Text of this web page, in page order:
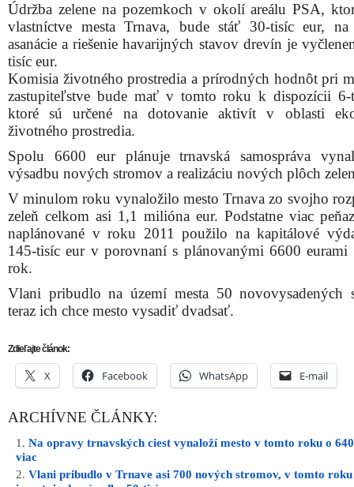
Údržba zelene na pozemkoch v okolí areálu PSA,
vlastníctve mesta Trnava, bude stáť 30-tisíc eur, na
asanácie a riešenie havarijných stavov drevín je
tisíc eur.
Komisia životného prostredia a prírodných hodnôt pri
zastupiteľstve bude mať v tomto roku k dispozícii 6-
ktoré sú určené na dotovanie aktivít v oblasti
životného prostredia.
Spolu 6600 eur plánuje trnavská samospráva
výsadbu nových stromov a realizáciu nových plôch
V minulom roku vynaložilo mesto Trnava zo svojho
zeleň celkom asi 1,1 milióna eur. Podstatne viac
naplánované v roku 2011 použilo na kapitálové
145-tisíc eur v porovnaní s plánovanými 6600 eurami
rok.
Vlani pribudlo na území mesta 50 novovysadených
teraz ich chce mesto vysadiť dvadsať.
Zdieľajte článok:
X Facebook WhatsApp E-mail
ARCHÍVNE ČLÁNKY:
Na opravy trnavských ciest vynaloží mesto v tomto roku o
viac
Vlani pribudlo v Trnave asi 700 nových stromov, v tomto roku